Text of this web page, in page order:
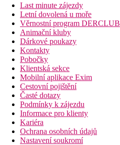
Last minute zájezdy
Letní dovolená u moře
Věrnostní program DERCLUB
Animační kluby
Dárkové poukazy
Kontakty
Pobočky
Klientská sekce
Mobilní aplikace Exim
Cestovní pojištění
Časté dotazy
Podmínky k zájezdu
Informace pro klienty
Kariéra
Ochrana osobních údajů
Nastavení soukromí